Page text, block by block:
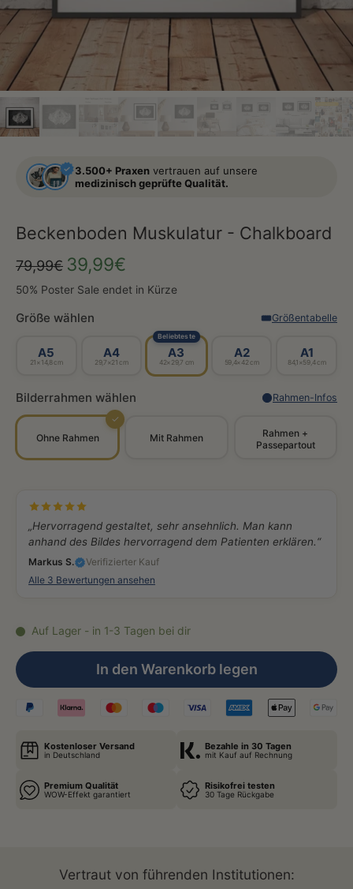
3.500+ Praxen vertrauen auf unsere
medizinisch geprüfte Qualität.
Beckenboden Muskulatur - Chalkboard
79,99€ 39,99€
50% Poster Sale endet in Kürze
Größe wählen Größentabelle
A5
21×14,8 cm
A4
29,7×21 cm
Beliebteste
A3
42×29,7 cm
A2
59,4×42 cm
A1
84,1×59,4 cm
Bilderrahmen wählen Rahmen-Infos
Ohne Rahmen
✓
Mit Rahmen
Rahmen +
Passepartout
„Hervorragend gestaltet, sehr ansehnlich. Man kann
anhand des Bildes hervorragend dem Patienten erklären.“
Markus S.
Verifizierter Kauf
Alle 3 Bewertungen ansehen
Auf Lager - in 1-3 Tagen bei dir
In den Warenkorb legen
Kostenloser Versand
in Deutschland
Bezahle in 30 Tagen
mit Kauf auf Rechnung
Premium Qualität
WOW-Effekt garantiert
Risikofrei testen
30 Tage Rückgabe
Vertraut von führenden Institutionen: